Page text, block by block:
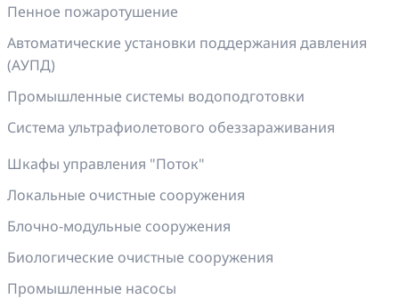
Пенное пожаротушение
Автоматические установки поддержания давления
(АУПД)
Промышленные системы водоподготовки
Система ультрафиолетового обеззараживания
Шкафы управления "Поток"
Локальные очистные сооружения
Блочно-модульные сооружения
Биологические очистные сооружения
Промышленные насосы